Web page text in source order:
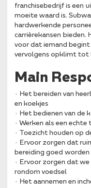
franchisebedrijf is een
moeite waard is.
hardwerkende
carrièrekansen
voor dat iemand
vervolgens opklimt tot
Main
· Het bereiden van
en koekjes
· Het bedienen van de
· Werken als een
· Toezicht houden op
· Ervoor zorgen dat
bereiding goed worden
· Ervoor zorgen dat
rondom voedsel
· Het aannemen en